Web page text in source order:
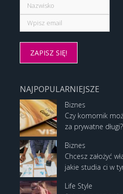
NAJPOPULARNIEJSZE
Biznes
Czy komornik
za prywatne długi?
Biznes
Chcesz założyć
jakie studia ci w
Life Style